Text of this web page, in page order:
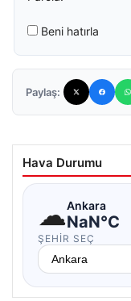
Beni hatırla
Paylaş:
Hava Durumu
☁Ankara
NaN°C
ŞEHIR SEÇ